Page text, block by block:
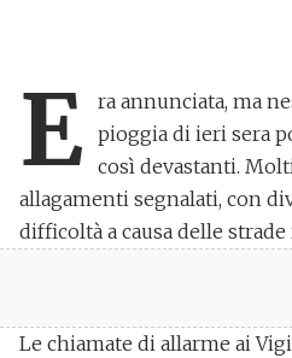
E ra annunciata, ma
pioggia di ieri sera
così devastanti.
allagamenti segnalati, con
difficoltà a causa delle
Le chiamate di allarme ai